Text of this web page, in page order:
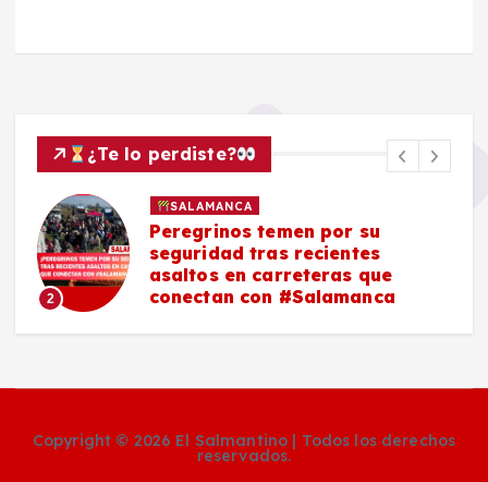
¿Te lo perdiste?
2
SALAMANCA
Peregrinos temen por su
seguridad tras recientes
asaltos en carreteras que
conectan con #Salamanca
Copyright © 2026 El Salmantino | Todos los derechos
reservados.